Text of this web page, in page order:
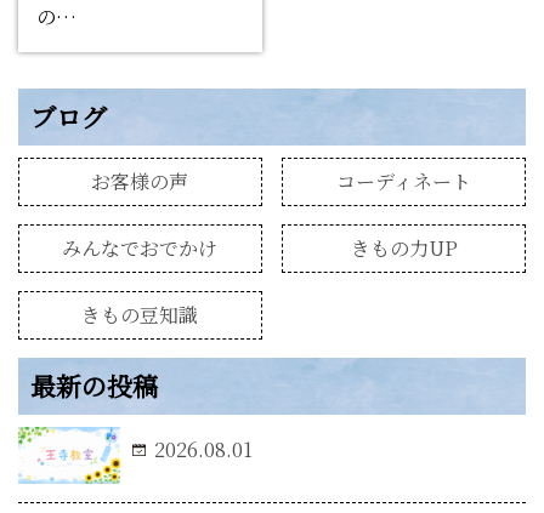
の…
ブログ
お客様の声 コーディネート
みんなでおでかけ きもの力UP
きもの豆知識
最新の投稿
2026.08.01